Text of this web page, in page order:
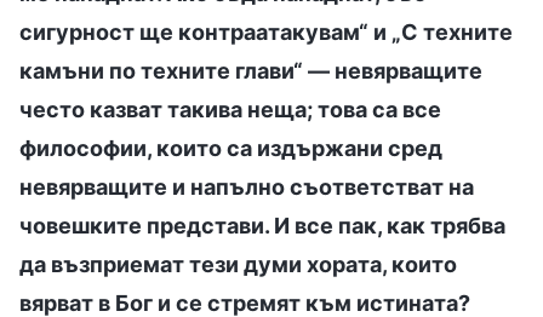
сигурност ще контраатакувам“ и „С техните
камъни по техните глави“ — невярващите
често казват такива неща; това са все
философии, които са издържани сред
невярващите и напълно съответстват на
човешките представи. И все пак, как трябва
да възприемат тези думи хората, които
вярват в Бог и се стремят към истината?